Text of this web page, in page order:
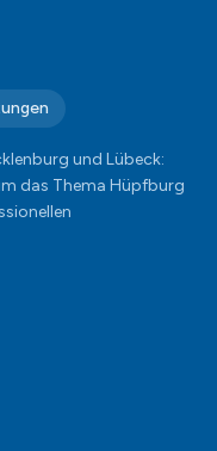
und Lübeck:
das Thema Hüpfburg